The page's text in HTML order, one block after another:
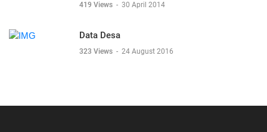
419 Views - 30 April 2014
Data Desa
323 Views - 24 August 2016